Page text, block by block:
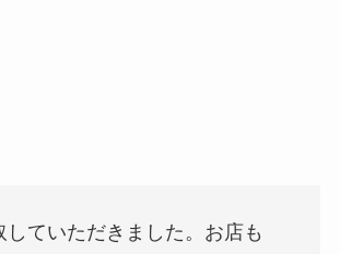
していただきました。お店も